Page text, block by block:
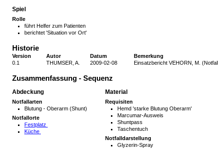
Spiel
Rolle
führt Helfer zum Patienten
berichtet 'Situation vor Ort'
Historie
Version Autor Datum
Bemerkung
0.1
THUMSER, A. 2009-02-08 Einsatzbericht VEHORN, M.
Zusammenfassung - Sequenz
Abdeckung
Notfallarten
Blutung - Oberarm (Shunt)
Notfallorte
Festplatz
Küche
Material
Requisiten
Hemd 'starke Blutung Oberarm'
Marcumar-Ausweis
Shuntpass
Taschentuch
Notfalldarstellung
Glyzerin-Spray